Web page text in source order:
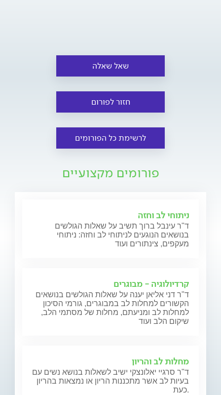
שאל שאלה
חזור לפורום
לרשימת כל הפורומים
פורומים מקצועיים
ניתוחי לב וחזה
ד"ר עינבל ברוך תשיב על שאלות הגולשים
בנושאים הנוגעים לניתוחי לב וחזה: ניתוחי
מעקפים, צינתורים ועוד
קרדיולוגיה - מבוגרים
ד"ר דני אליאן יענה על שאלות הגולשים בנושאים
הקשורים למחלות לב במבוגרים, גורמי הסיכון
למחלות לב ומניעתם, מחלות של מסתמי הלב,
שיקום הלב ועוד
מחלות לב והריון
ד"ר סרגיי יאלונצקי ישיב לשאלות בנושא נשים עם
בעיות לב אשר מתכננות הריון או נמצאות בהריון
כעת.